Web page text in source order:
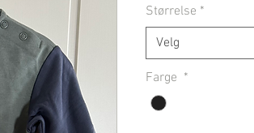
Størrelse *
Velg
Farge *